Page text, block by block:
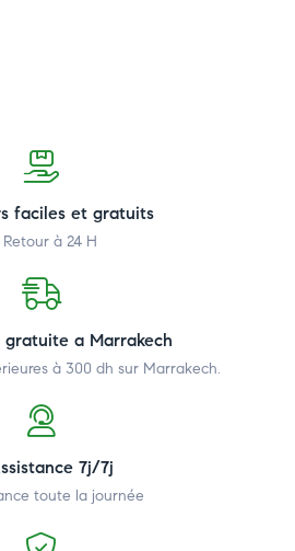
faciles et gratuits
Retour à 24 H
gratuite a Marrakech
à 300 dh sur Marrakech.
7j/7j
toute la journée